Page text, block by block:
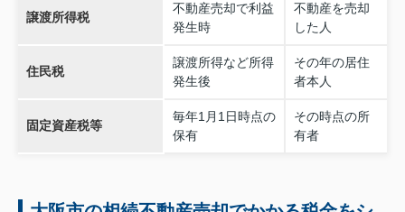
譲渡所得税
不動産売却で利益
発生時
不動産を売却
した人
住民税
譲渡所得など所得
発生後
その年の居住
者本人
固定資産税等
毎年1月1日時点の
保有
その時点の所
有者